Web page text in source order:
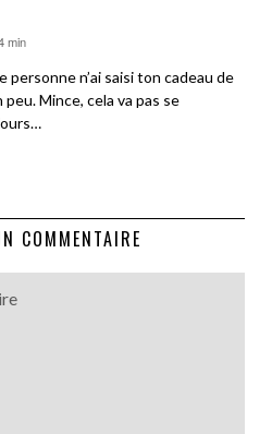
min
personne n’ai saisi ton cadeau de
Mince, cela va pas se
COMMENTAIRE